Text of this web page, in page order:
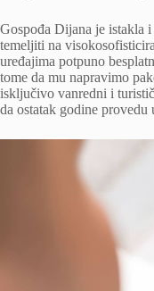
Gospođa Dijana je istakla
temeljiti na
uređajima potpuno
tome da mu napravimo
isključivo vanredni i
da ostatak godine provedu